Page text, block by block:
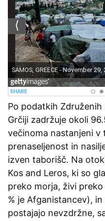
Po podatkih
Grčiji zadržuje okoli
večinoma nastanjeni v
prenaseljenost in
izven taborišč. Na
Kos and Leros, ki so
preko morja, živi
% je Afganistancev),
postajajo nevzdržne,